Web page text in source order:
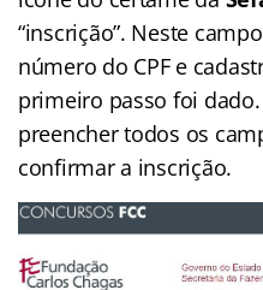
“inscrição”. Neste
número do CPF e
primeiro passo foi
preencher todos os
confirmar a inscrição.